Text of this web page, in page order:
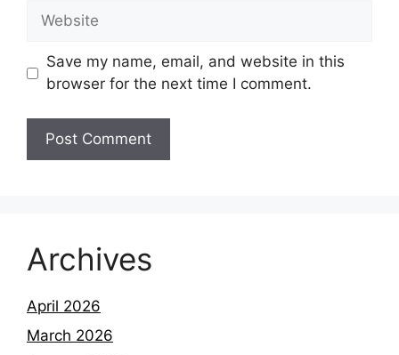
Website
Save my name, email, and website in this
browser for the next time I comment.
Archives
April 2026
March 2026